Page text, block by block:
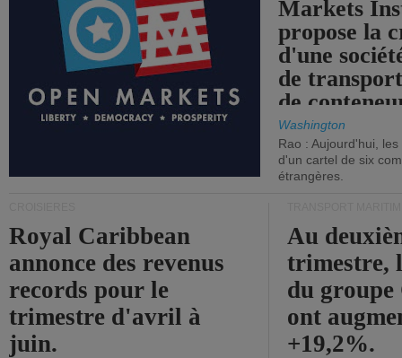
Markets
propose la
d'une
de
de
Washington
Rao : Aujourd'hui,
d'un cartel de six
étrangères.
Royal Caribbean
annonce des revenus
records pour le
trimestre d'avril à
juin.
Au
trimestre,
du
ont
+19,2%.